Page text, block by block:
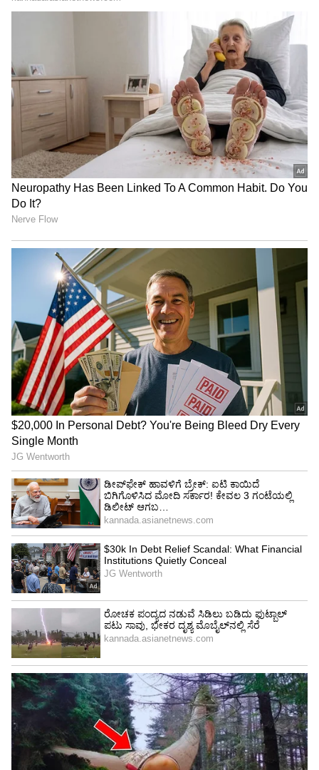
ಕನಕೋತ್ಸವದಲ್ಲಿ ರಿಷಬ್ ಶೆಟ್ಟಿ | Rishab
Shetty speech | Suvarna News
ಶೇ.50 ರಿಂದ ಶೇ.18 ಕ್ಕೆ TAX ಇಳಿಕೆ: ಮೋದಿ-
ಟ್ರಂಪ್ ಐತಿಹಾಸಿಕ ಒಪ್ಪಂದ | India US
Trade Deal | Party Rounds